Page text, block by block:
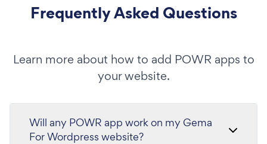
Frequently Asked Questions
Learn more about how to add POWR apps to
your website.
Will any POWR app work on my Gema
For Wordpress website?